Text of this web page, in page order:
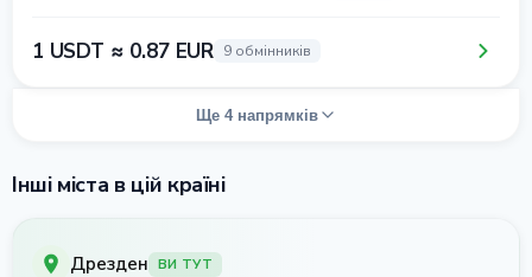
1 USDT ≈ 0.87 EUR 9 обмінників
Ще 4 напрямків
Інші міста в цій країні
Дрезден ВИ ТУТ